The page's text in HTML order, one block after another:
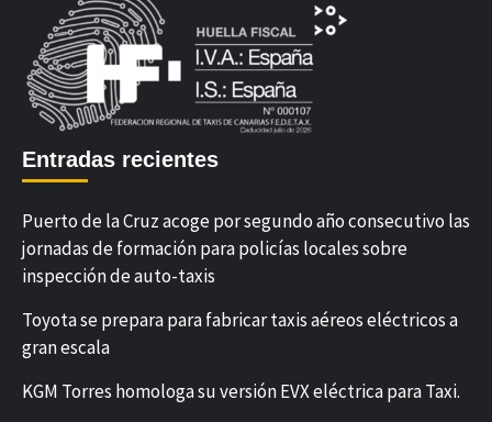
Entradas recientes
Puerto de la Cruz acoge por segundo año consecutivo las
jornadas de formación para policías locales sobre
inspección de auto-taxis
Toyota se prepara para fabricar taxis aéreos eléctricos a
gran escala
KGM Torres homologa su versión EVX eléctrica para Taxi.